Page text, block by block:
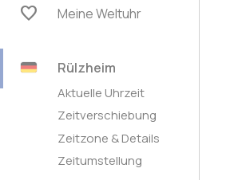
favorite Meine Weltuhr
Rülzheim
Aktuelle Uhrzeit
Zeitverschiebung
Zeitzone & Details
Zeitumstellung